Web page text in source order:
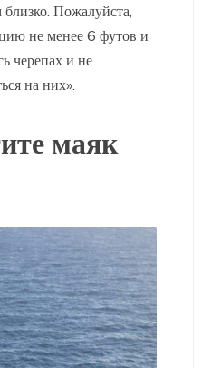
Пожалуйста,
​​не менее 6 футов и
черепах и не
на них».
маяк